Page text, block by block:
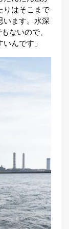
りはそこまで
います。水深
ないので、
んです」